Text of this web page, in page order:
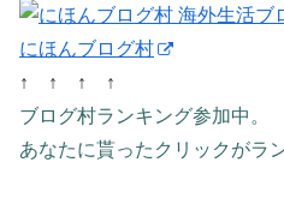
にほんブログ村
↑ ↑ ↑ ↑
ブログ村ランキング参加中。
あなたに貰ったクリックがラ